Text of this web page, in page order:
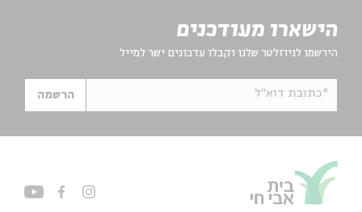
הישארו מעודכנים
הירשמו לניוזלטר שלנו וקבלו עדכונים ישר למייל
*כתובת דוא"ל הרשמה